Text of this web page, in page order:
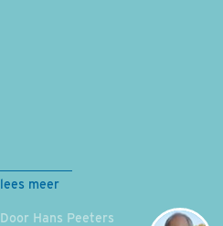
lees meer
Door Hans Peeters